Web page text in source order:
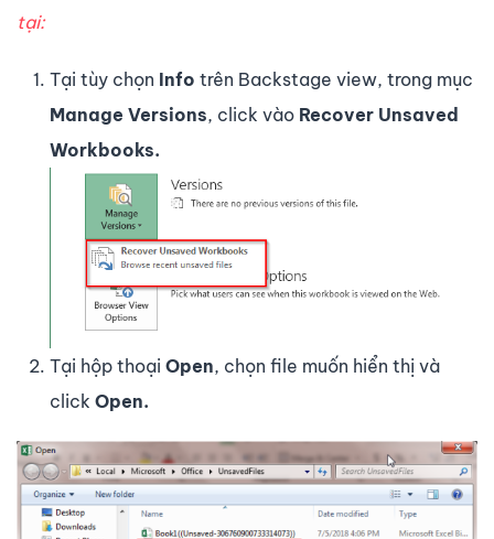
tại:
Tại tùy chọn Info trên Backstage view, trong mục
Manage Versions, click vào Recover Unsaved
Workbooks.
Tại hộp thoại Open, chọn file muốn hiển thị và
click Open.